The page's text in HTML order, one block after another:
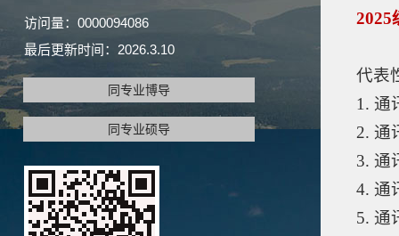
访问量： 0000094086
最后更新时间： 2026.3.10
同专业博导
同专业硕导
2025
代表
1. 通
2. 通
3. 通
4. 通
5. 通